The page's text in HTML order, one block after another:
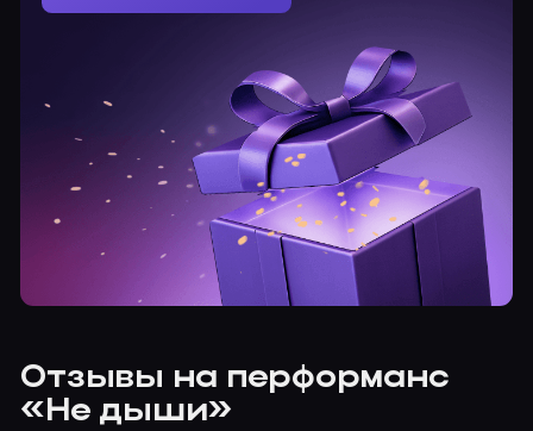
Отзывы на перформанс
«Не дыши»